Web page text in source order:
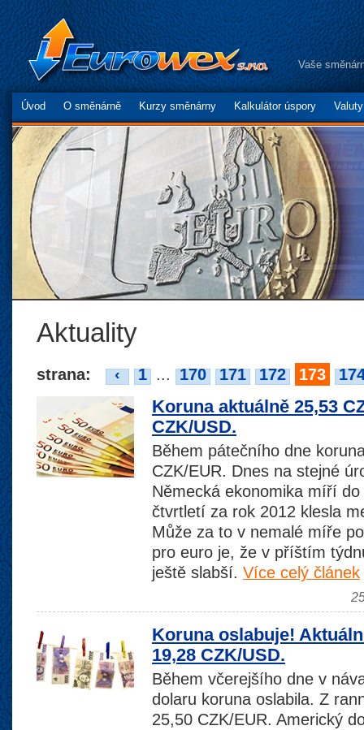
Vaše
Úvod O směnárně Kurzy směnárny Kalkulátor úspory
Aktuality
strana: ‹ 1 ... 170 171 172 173
Koruna aktuálně 25,53
CZK/USD.
Během pátečního dne
CZK/EUR. Dnes na stejné
Německá ekonomika míří
čtvrtletí za rok 2012 klesla
Může za to v nemalé míře
pro euro je, že v příštím
ještě slabší. Více celý článek
Koruna oslabuje!
19,28 CZK/USD.
Během včerejšího dne v
dolaru koruna oslabila. Z
25,50 CZK/EUR. Americký